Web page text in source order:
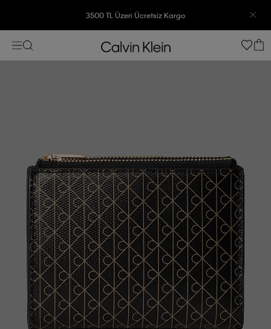
3500 TL Üzeri Ücretsiz Kargo
7500 TL Ve Üzeri Alışverişlerinizde 6 Taksit İmkanı